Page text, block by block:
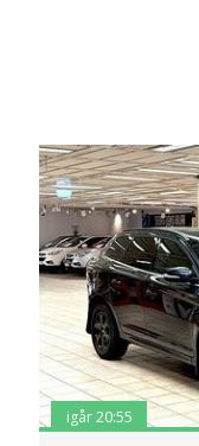
igår 20:55